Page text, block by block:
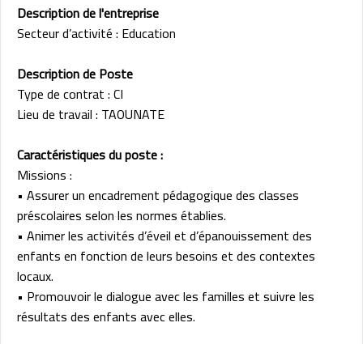
Description de l'entreprise
Secteur d’activité : Education
Description de Poste
Type de contrat : CI
Lieu de travail : TAOUNATE
Caractéristiques du poste :
Missions :
• Assurer un encadrement pédagogique des classes
préscolaires selon les normes établies.
• Animer les activités d’éveil et d’épanouissement des
enfants en fonction de leurs besoins et des contextes
locaux.
• Promouvoir le dialogue avec les familles et suivre les
résultats des enfants avec elles.